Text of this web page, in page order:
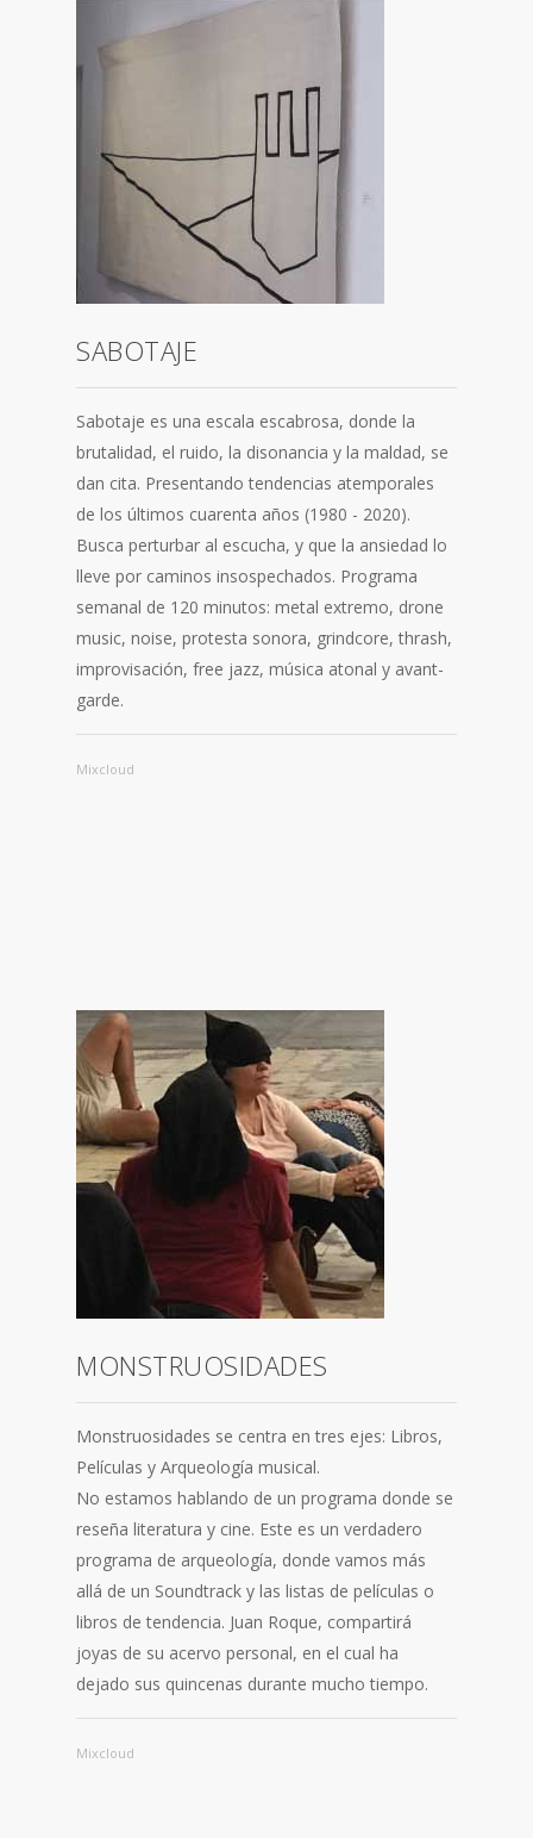
SABOTAJE
Sabotaje es una escala escabrosa, donde la
brutalidad, el ruido, la disonancia y la maldad, se
dan cita. Presentando tendencias atemporales
de los últimos cuarenta años (1980 - 2020).
Busca perturbar al escucha, y que la ansiedad lo
lleve por caminos insospechados. Programa
semanal de 120 minutos: metal extremo, drone
music, noise, protesta sonora, grindcore, thrash,
improvisación, free jazz, música atonal y avant-
garde.
Mixcloud
MONSTRUOSIDADES
Monstruosidades se centra en tres ejes: Libros,
Películas y Arqueología musical.
No estamos hablando de un programa donde se
reseña literatura y cine. Este es un verdadero
programa de arqueología, donde vamos más
allá de un Soundtrack y las listas de películas o
libros de tendencia. Juan Roque, compartirá
joyas de su acervo personal, en el cual ha
dejado sus quincenas durante mucho tiempo.
Mixcloud